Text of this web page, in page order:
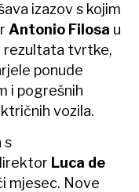
izazov s kojim
Antonio Filosa u
rezultata tvrtke,
ponude
i pogrešnih
vozila.
s
Luca de
mjesec. Nove